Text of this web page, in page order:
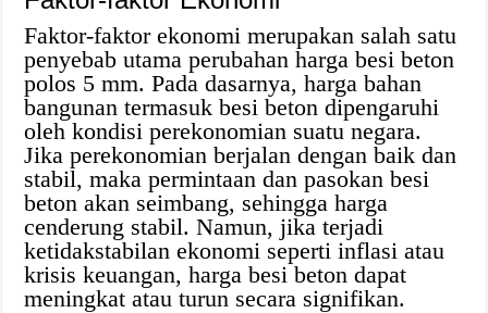
Faktor-faktor ekonomi merupakan salah satu
penyebab utama perubahan harga besi beton
polos 5 mm. Pada dasarnya, harga bahan
bangunan termasuk besi beton dipengaruhi
oleh kondisi perekonomian suatu negara.
Jika perekonomian berjalan dengan baik dan
stabil, maka permintaan dan pasokan besi
beton akan seimbang, sehingga harga
cenderung stabil. Namun, jika terjadi
ketidakstabilan ekonomi seperti inflasi atau
krisis keuangan, harga besi beton dapat
meningkat atau turun secara signifikan.